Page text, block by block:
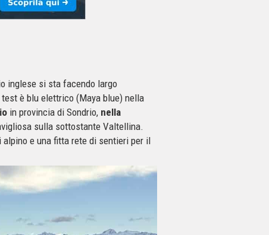
inglese si sta facendo largo
è blu elettrico (Maya blue) nella
in provincia di Sondrio, nella
sulla sottostante Valtellina.
e una fitta rete di sentieri per il